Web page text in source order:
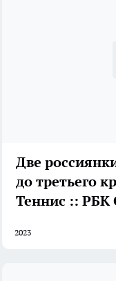
Две
до третьего
Теннис :: РБК
2023